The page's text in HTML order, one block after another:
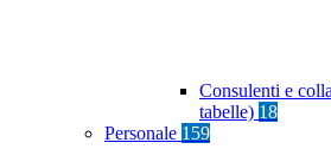
Consulenti e
tabelle) 18
Personale 159